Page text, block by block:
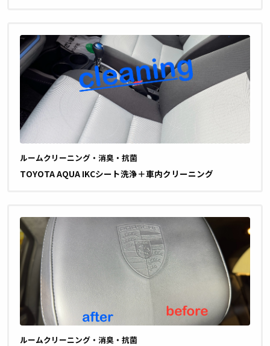
ルームクリーニング・消臭・抗菌
TOYOTA AQUA IKCシート洗浄＋車内クリーニング
ルームクリーニング・消臭・抗菌